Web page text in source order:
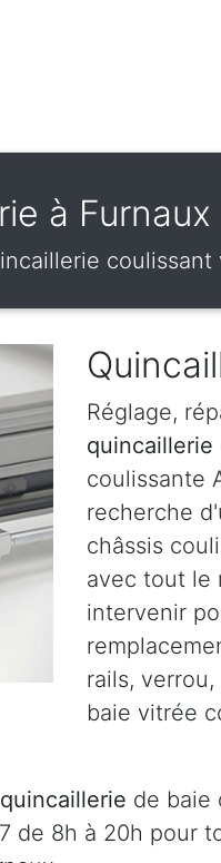
à Furnaux
Réglage,
quincaillerie
coulissante
recherche
châssis
avec tout le
intervenir
rails,
baie vitrée
quincaillerie de baie
de 8h à 20h pour